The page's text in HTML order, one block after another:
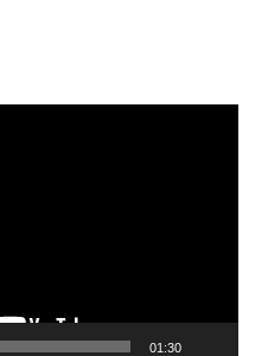
01:30